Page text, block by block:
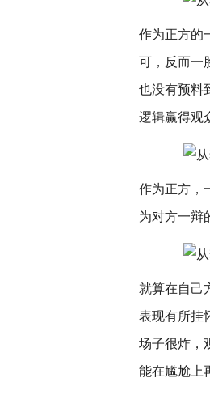
作为正方的
可，反而一
也没有预料
逻辑赢得观
作为正方，
为对方一辩
就算在自己
表现有所挂
场子很炸，
能在尴尬上